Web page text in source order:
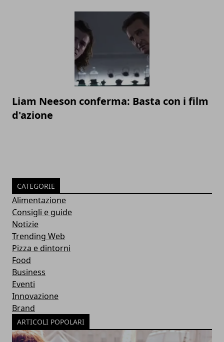
Liam Neeson conferma: Basta con i film
d'azione
CATEGORIE
Alimentazione
Consigli e guide
Notizie
Trending Web
Pizza e dintorni
Food
Business
Eventi
Innovazione
Brand
ARTICOLI POPOLARI